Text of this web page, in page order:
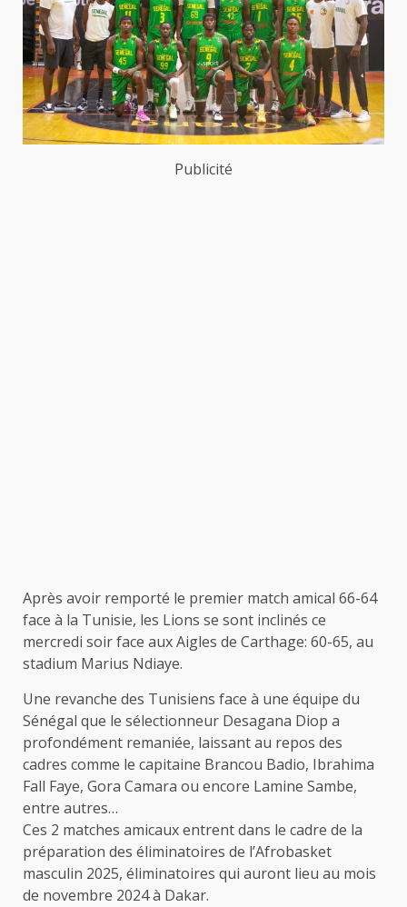
Publicité
Après avoir remporté le premier match amical 66-64
face à la Tunisie, les Lions se sont inclinés ce
mercredi soir face aux Aigles de Carthage: 60-65, au
stadium Marius Ndiaye.
Une revanche des Tunisiens face à une équipe du
Sénégal que le sélectionneur Desagana Diop a
profondément remaniée, laissant au repos des
cadres comme le capitaine Brancou Badio, Ibrahima
Fall Faye, Gora Camara ou encore Lamine Sambe,
entre autres…
Ces 2 matches amicaux entrent dans le cadre de la
préparation des éliminatoires de l’Afrobasket
masculin 2025, éliminatoires qui auront lieu au mois
de novembre 2024 à Dakar.